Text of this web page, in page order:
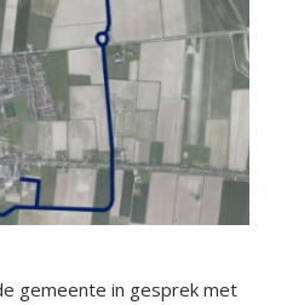
gemeente in gesprek met